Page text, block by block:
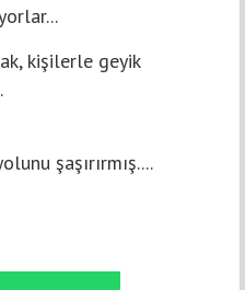
kişilerle geyik
şaşırırmış....